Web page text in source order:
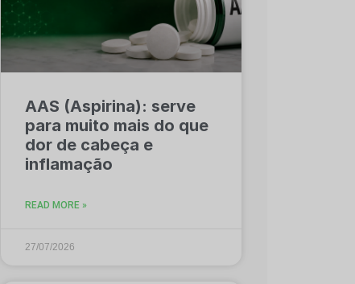
AAS (Aspirina): serve
para muito mais do que
dor de cabeça e
inflamação
READ MORE »
27/07/2026